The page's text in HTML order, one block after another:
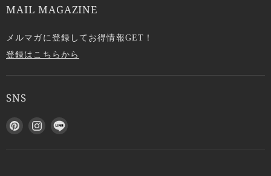
MAIL MAGAZINE
メルマガに登録してお得情報GET！
登録はこちらから
SNS
P
n
I
s
L
N